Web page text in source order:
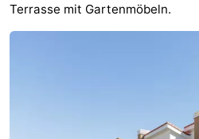
Soleil
(mit
Lastminutes
Terrasse mit Gartenmöbeln.